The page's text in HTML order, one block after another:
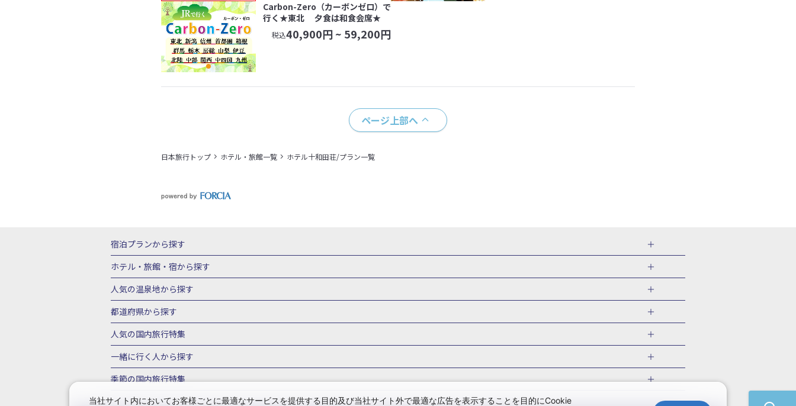
Carbon-Zero（カーボンゼロ）で
行く★東北 夕食は和食会席★
税込40,900円 ~ 59,200円
ページ上部へ
日本旅行トップ ホテル・旅館一覧 ホテル十和田荘/プラン一覧
宿泊プランから探す
北海道
東北 青森県
栃木県
群馬県 北陸 富山県 石川県 福井県 甲信越 山梨県 新潟県 長野県 東海 静岡県 岐阜県
愛知県
三重県
近畿 滋賀県 京都府 大阪府 兵庫県 奈良県 和歌山県 四国 徳島県 高知県 香川県 愛媛県
中国
岡山県
広島県
ホテル・旅館・宿から探す
北海道ホテル・旅館
山形県ホテル・旅館
福島県ホテル・旅館 東京都ホテル・旅館 神奈川県ホテル・旅館
埼玉県ホテル・旅館
千葉県ホテル・旅館
茨城県ホテル・旅館 栃木県ホテル・旅館 群馬県ホテル・旅館
富山県ホテル・旅館
石川県ホテル・旅館
静岡県ホテル・旅館
京都府ホテル・旅館
大阪府ホテル・旅館 兵庫県ホテル・旅館 奈良県ホテル・旅館
和歌山県ホテル・旅館
広島県ホテル・旅館
鳥取県ホテル・旅館 島根県ホテル・旅館 山口県ホテル・旅館 福岡県ホテル・旅館
人気の温泉地から探す
北海道
湯の川温泉(北海道)
川湯温泉(北海道)
層雲峡温泉(北海道) 知床温泉(北海道) 東北 花巻温泉(岩手) 蔵王温泉(山形)
かみのやま温泉(山形)
鳴子温泉(宮城)
秋保温泉(宮城) 飯坂温泉(福島) 北陸 和倉温泉(石川) 宇奈月温泉(富山) あわら温泉(福井)
関東
鬼怒川温泉(栃木)
川治温泉(栃木)
伊豆箱根
箱根湯本温泉(神奈川)
都道府県から探す
北海道旅行・ツアー
山形旅行・ツアー
福島旅行・ツアー 関東 東京旅行・ツアー 神奈川旅行・ツアー 埼玉旅行・ツアー
千葉旅行・ツアー
茨城旅行・ツアー
栃木旅行・ツアー 群馬旅行・ツアー 北陸 富山旅行・ツアー 石川旅行・ツアー
福井旅行・ツアー
甲信越
山梨旅行・ツアー 新潟旅行・ツアー 長野旅行・ツアー 東海 静岡旅行・ツアー
岐阜旅行・ツアー
愛知旅行・ツアー
三重旅行・ツアー 関西 滋賀旅行・ツアー 京都旅行・ツアー 大阪旅行・ツアー 兵庫旅行・ツアー
人気の国内旅行特集
東京ディズニーリゾート®への旅
一緒に行く人から探す
一人旅 国内版
家族・子連れ旅行 国内版
季節の国内旅行特集
桜・お花見特集
ゴールデンウィーク（GW）の国内旅行 夏休み・お盆の国内旅行 7月の国内旅行 8月の国内旅行
当社サイト内においてお客様ごとに最適なサービスを提供する目的及び当社サイト外で最適な広告を表示することを目的にCookie